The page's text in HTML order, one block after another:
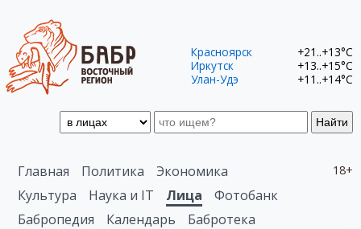
Найти
Красноярск
+21..+13°C
Иркутск
+13..+15°C
Улан-Удэ
+11..+14°C
18+
Главная Политика
Экономика
Культура
Наука и IT Лица
Фотобанк
Бабропедия
Календарь Бабротека